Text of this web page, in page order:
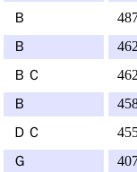
Ｂ
Ｂ
ＢＣ
Ｂ
ＤＣ
Ｇ